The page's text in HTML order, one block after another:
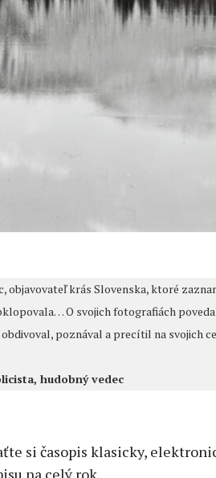
objavovateľ krás Slovenska, ktoré
O svojich fotografiách
poznával a precítil na svojich
hudobný vedec
si časopis klasicky,
na celý rok.